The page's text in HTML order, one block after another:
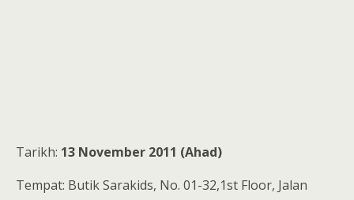
Tarikh: 13 November 2011 (Ahad)
Tempat: Butik Sarakids, No. 01-32,1st Floor, Jalan